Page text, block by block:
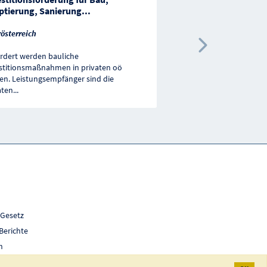
Sanierung...
werden bauliche
in privaten oö
Leistungsempfänger sind die
...
https://www.land-
Nächste